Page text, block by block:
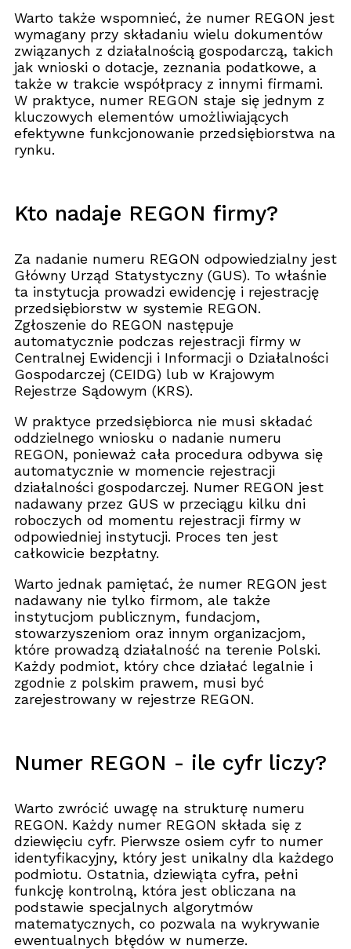
Warto także wspomnieć, że numer REGON jest
wymagany przy składaniu wielu dokumentów
związanych z działalnością gospodarczą, takich
jak wnioski o dotacje, zeznania podatkowe, a
także w trakcie współpracy z innymi firmami.
W praktyce, numer REGON staje się jednym z
kluczowych elementów umożliwiających
efektywne funkcjonowanie przedsiębiorstwa na
rynku.
Kto nadaje REGON firmy?
Za nadanie numeru REGON odpowiedzialny jest
Główny Urząd Statystyczny (GUS). To właśnie
ta instytucja prowadzi ewidencję i rejestrację
przedsiębiorstw w systemie REGON.
Zgłoszenie do REGON następuje
automatycznie podczas rejestracji firmy w
Centralnej Ewidencji i Informacji o Działalności
Gospodarczej (CEIDG) lub w Krajowym
Rejestrze Sądowym (KRS).
W praktyce przedsiębiorca nie musi składać
oddzielnego wniosku o nadanie numeru
REGON, ponieważ cała procedura odbywa się
automatycznie w momencie rejestracji
działalności gospodarczej. Numer REGON jest
nadawany przez GUS w przeciągu kilku dni
roboczych od momentu rejestracji firmy w
odpowiedniej instytucji. Proces ten jest
całkowicie bezpłatny.
Warto jednak pamiętać, że numer REGON jest
nadawany nie tylko firmom, ale także
instytucjom publicznym, fundacjom,
stowarzyszeniom oraz innym organizacjom,
które prowadzą działalność na terenie Polski.
Każdy podmiot, który chce działać legalnie i
zgodnie z polskim prawem, musi być
zarejestrowany w rejestrze REGON.
Numer REGON - ile cyfr liczy?
Warto zwrócić uwagę na strukturę numeru
REGON. Każdy numer REGON składa się z
dziewięciu cyfr. Pierwsze osiem cyfr to numer
identyfikacyjny, który jest unikalny dla każdego
podmiotu. Ostatnia, dziewiąta cyfra, pełni
funkcję kontrolną, która jest obliczana na
podstawie specjalnych algorytmów
matematycznych, co pozwala na wykrywanie
ewentualnych błędów w numerze.